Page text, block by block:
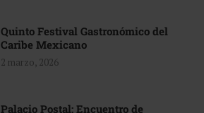
Quinto Festival Gastronómico del
Caribe Mexicano
2 marzo, 2026
Palacio Postal: Encuentro de